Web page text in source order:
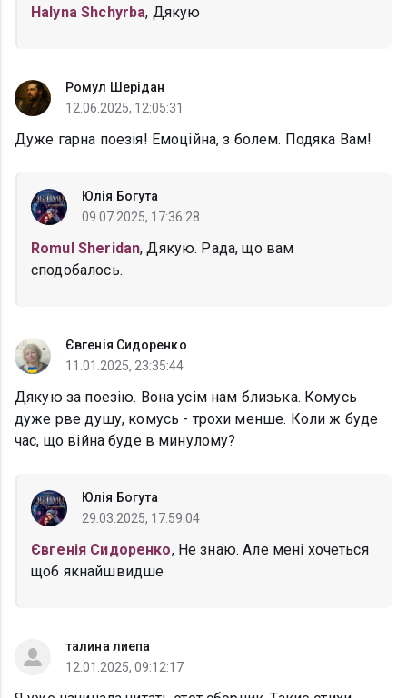
Halyna Shchyrba, Дякую
Ромул Шерідан
12.06.2025, 12:05:31
Дуже гарна поезія! Емоційна, з болем. Подяка Вам!
Юлія Богута
09.07.2025, 17:36:28
Romul Sheridan, Дякую. Рада, що вам
сподобалось.
Євгенія Сидоренко
11.01.2025, 23:35:44
Дякую за поезію. Вона усім нам близька. Комусь
дуже рве душу, комусь - трохи менше. Коли ж буде
час, що війна буде в минулому?
Юлія Богута
29.03.2025, 17:59:04
Євгенія Сидоренко, Не знаю. Але мені хочеться
щоб якнайшвидше
талина лиепа
12.01.2025, 09:12:17